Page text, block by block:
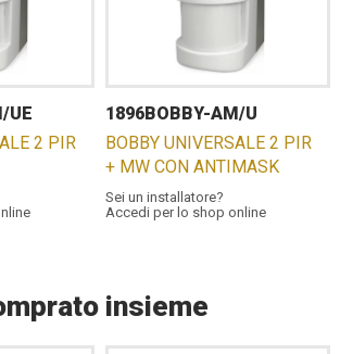
UE
2 PIR
1896BOBBY-AM/U
BOBBY UNIVERSALE 2 PIR
+ MW CON ANTIMASK
Sei un installatore?
Accedi per lo shop online
insieme